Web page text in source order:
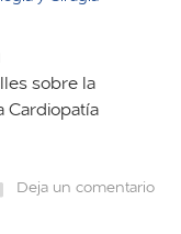
sobre la
Cardiopatía
Deja un comentario